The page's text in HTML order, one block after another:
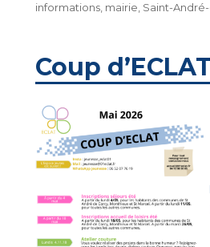
le
informations, mairie, Saint-
Coup